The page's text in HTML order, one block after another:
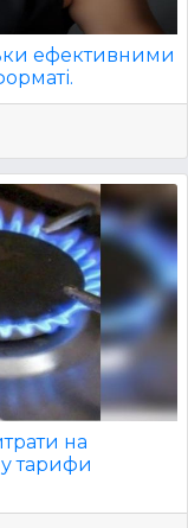
ефективними
на
тарифи